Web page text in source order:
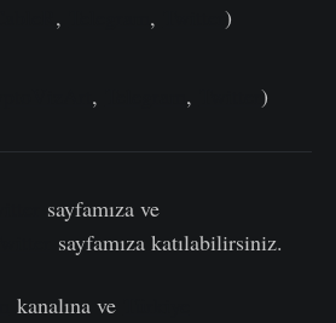
, ,
)
, , )
sayfamıza ve
sayfamıza katılabilirsiniz.
kanalına ve